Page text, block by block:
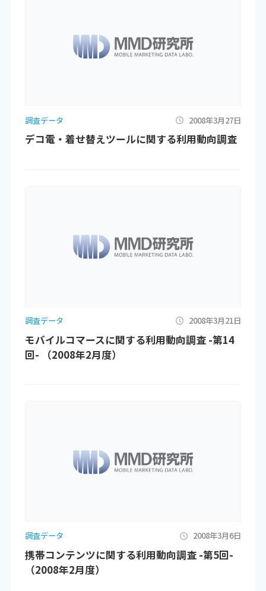
調査データ 2008年3月27日
デコ電・着せ替えツールに関する利用動向調査
調査データ 2008年3月21日
モバイルコマースに関する利用動向調査 -第14
回- （2008年2月度）
調査データ 2008年3月6日
携帯コンテンツに関する利用動向調査 -第5回-
（2008年2月度）